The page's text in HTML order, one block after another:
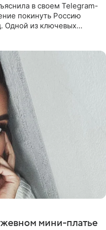
в своем Telegram-
покинуть Россию
Одной из ключевых
мини-платье